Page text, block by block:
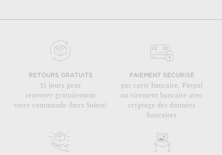
RETOURS GRATUITS
15 jours pour
renvoyer gratuitement
votre commande (hors Suisse)
PAIEMENT SÉCURISÉ
par carte bancaire, Paypal
ou virement bancaire avec
cryptage des données
bancaires